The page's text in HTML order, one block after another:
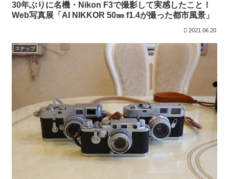
30年ぶりに名機・Nikon F3で撮影して実感したこと！
Web写真展「AI NIKKOR 50㎜ f1.4が撮った都市風景」
2021.06.20
スナップ